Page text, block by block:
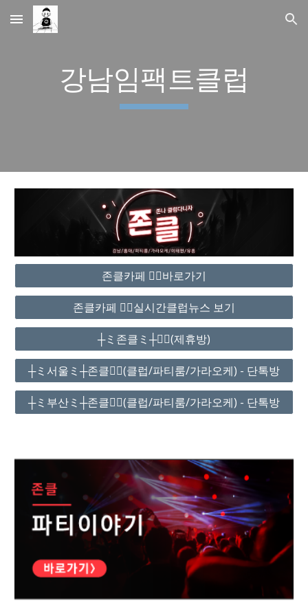
Skip to main content Skip to navigation
강남임팩트클럽
존클카페 ❤️‍🔥바로가기
존클카페 ❤️‍🔥실시간클럽뉴스 보기
┼ミ존클ミ┼❤️‍🔥(제휴방)
┼ミ서울ミ┼존클❤️‍🔥(클럽/파티룸/가라오케) - 단톡방
┼ミ부산ミ┼존클❤️‍🔥(클럽/파티룸/가라오케) - 단톡방